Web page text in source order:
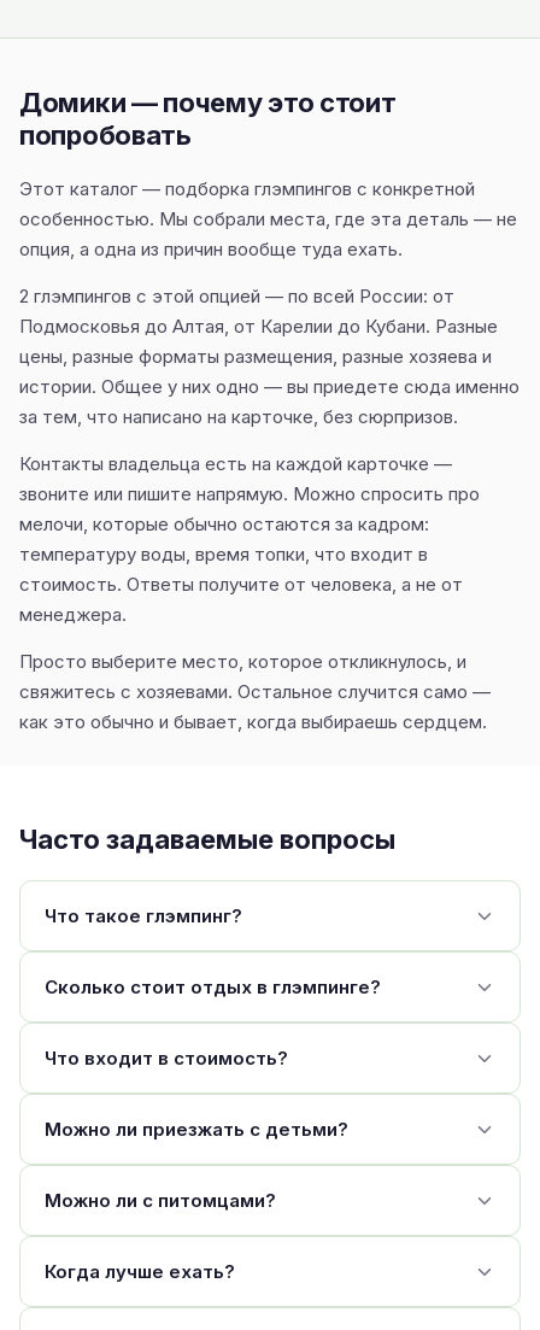
Домики — почему это стоит
попробовать
Этот каталог — подборка глэмпингов с конкретной
особенностью. Мы собрали места, где эта деталь — не
опция, а одна из причин вообще туда ехать.
2 глэмпингов с этой опцией — по всей России: от
Подмосковья до Алтая, от Карелии до Кубани. Разные
цены, разные форматы размещения, разные хозяева и
истории. Общее у них одно — вы приедете сюда именно
за тем, что написано на карточке, без сюрпризов.
Контакты владельца есть на каждой карточке —
звоните или пишите напрямую. Можно спросить про
мелочи, которые обычно остаются за кадром:
температуру воды, время топки, что входит в
стоимость. Ответы получите от человека, а не от
менеджера.
Просто выберите место, которое откликнулось, и
свяжитесь с хозяевами. Остальное случится само —
как это обычно и бывает, когда выбираешь сердцем.
Часто задаваемые вопросы
Что такое глэмпинг?
Сколько стоит отдых в глэмпинге?
Что входит в стоимость?
Можно ли приезжать с детьми?
Можно ли с питомцами?
Когда лучше ехать?